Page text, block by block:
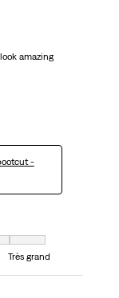
amazing
-
à Très grand
Très grand